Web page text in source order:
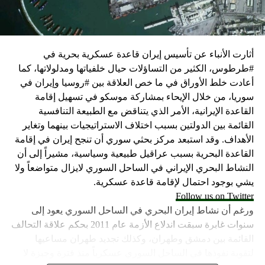
كما وقال بيان من مكتب نتنياهو إنه مصر على بقاء القوات
الإسرائيلية في محور فيلادلفيا “لمنع الإرهابيين من إعادة
التسلح”.
وفي هذا السياق، قال الكاتب والباحث السياسي الفلسطيني
جمال زقوت في حديث لـ”سكاي نيوز عربية”:
حماس ليست عقبة في المفاوضات وأي حديث من هذا
القبيل تجني على الموقف الفلسطيني.
المعضلة الأساسية هي أن نتنياهو يعرض المجتمع
الإسرائيلي والمنطقة للخطر.
حماس وافقت على الإطار الرئيسي الذي قدمه جو بايدن
وقالت إنها وافقت على تصورات يوليو.
حماس تدرك أن وقف إطلاق النار مصلحة لفلسطين
والمنطقة.
أثارت الأنباء عن تأسيس إيران قاعدة عسكرية بحرية في
#طرطوس، الكثير من التساؤلات حيال خلفياتها ومدلولاتها، كما
أعادت خلط الأوراق في ما خص العلاقة بين #روسيا وإيران في
سوريا، من خلال الإيحاء بمشاركة موسكو في تسهيل إقامة
القاعدة الإيرانية، الأمر الذي يتناقض مع الطبيعة التنافسية
القائمة بين الدولتين بسبب اختلاف الاستراتيجيات بينهما وتغاير
الأهداف. وقد استبعد مركز بحثي سوري أن تنجح إيران في إقامة
القاعدة البحرية بسبب عراقيل طبيعية وسياسية، مشيراً إلى أن
النشاط البحري الإيراني في الساحل السوري لايزال متواضعاً ولا
يشي بوجود احتمال لإقامة قاعدة عسكرية.
Follow us on Twitter
ورغم أن نشاط إيران البحري في الساحل السوري يعود إلى
سنوات غابرة سبقت اندلاع الأزمة عام 2011 بحكم علاقة التحالف